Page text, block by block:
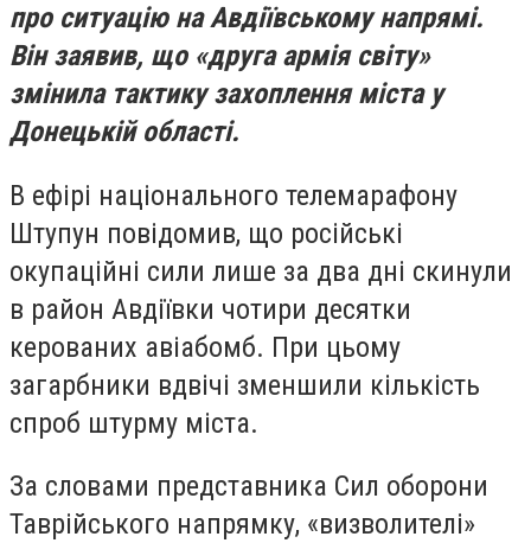
про ситуацію на Авдіївському напрямі.
Він заявив, що «друга армія світу»
змінила тактику захоплення міста у
Донецькій області.
В ефірі національного телемарафону
Штупун повідомив, що російські
окупаційні сили лише за два дні скинули
в район Авдіївки чотири десятки
керованих авіабомб. При цьому
загарбники вдвічі зменшили кількість
спроб штурму міста.
За словами представника Сил оборони
Таврійського напрямку, «визволителі»